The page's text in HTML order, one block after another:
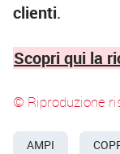
clienti.
Scopri qui la
© Riproduzione
AMPI